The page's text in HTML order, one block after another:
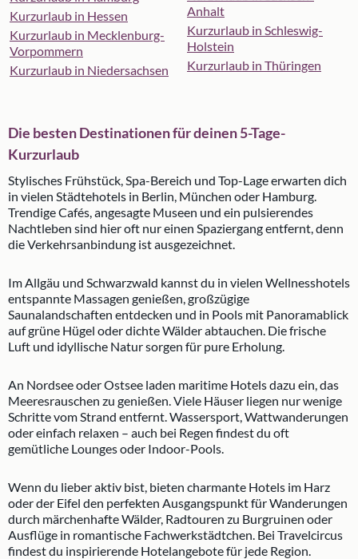
Kurzurlaub in Hessen
Kurzurlaub in Mecklenburg-
Vorpommern
Kurzurlaub in Niedersachsen
Anhalt
Kurzurlaub in Schleswig-
Holstein
Kurzurlaub in Thüringen
Die besten Destinationen für deinen 5-Tage-
Kurzurlaub
Stylisches Frühstück, Spa-Bereich und Top-Lage erwarten dich
in vielen Städtehotels in Berlin, München oder Hamburg.
Trendige Cafés, angesagte Museen und ein pulsierendes
Nachtleben sind hier oft nur einen Spaziergang entfernt, denn
die Verkehrsanbindung ist ausgezeichnet.
Im Allgäu und Schwarzwald kannst du in vielen Wellnesshotels
entspannte Massagen genießen, großzügige
Saunalandschaften entdecken und in Pools mit Panoramablick
auf grüne Hügel oder dichte Wälder abtauchen. Die frische
Luft und idyllische Natur sorgen für pure Erholung.
An Nordsee oder Ostsee laden maritime Hotels dazu ein, das
Meeresrauschen zu genießen. Viele Häuser liegen nur wenige
Schritte vom Strand entfernt. Wassersport, Wattwanderungen
oder einfach relaxen – auch bei Regen findest du oft
gemütliche Lounges oder Indoor-Pools.
Wenn du lieber aktiv bist, bieten charmante Hotels im Harz
oder der Eifel den perfekten Ausgangspunkt für Wanderungen
durch märchenhafte Wälder, Radtouren zu Burgruinen oder
Ausflüge in romantische Fachwerkstädtchen. Bei Travelcircus
findest du inspirierende Hotelangebote für jede Region.